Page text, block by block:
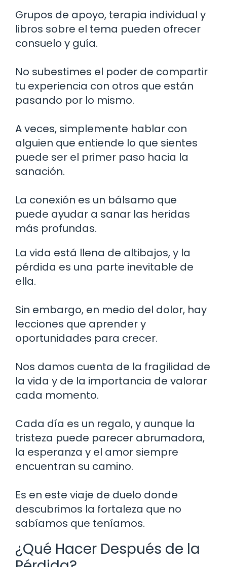
Grupos de apoyo, terapia individual y
libros sobre el tema pueden ofrecer
consuelo y guía.
No subestimes el poder de compartir
tu experiencia con otros que están
pasando por lo mismo.
A veces, simplemente hablar con
alguien que entiende lo que sientes
puede ser el primer paso hacia la
sanación.
La conexión es un bálsamo que
puede ayudar a sanar las heridas
más profundas.
La vida está llena de altibajos, y la
pérdida es una parte inevitable de
ella.
Sin embargo, en medio del dolor, hay
lecciones que aprender y
oportunidades para crecer.
Nos damos cuenta de la fragilidad de
la vida y de la importancia de valorar
cada momento.
Cada día es un regalo, y aunque la
tristeza puede parecer abrumadora,
la esperanza y el amor siempre
encuentran su camino.
Es en este viaje de duelo donde
descubrimos la fortaleza que no
sabíamos que teníamos.
¿Qué Hacer Después de la